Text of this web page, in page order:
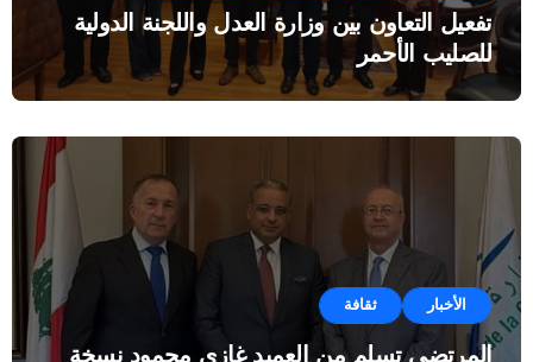
تفعيل التعاون بين وزارة العدل واللجنة الدولية
للصليب الأحمر
الأخبار ثقافة